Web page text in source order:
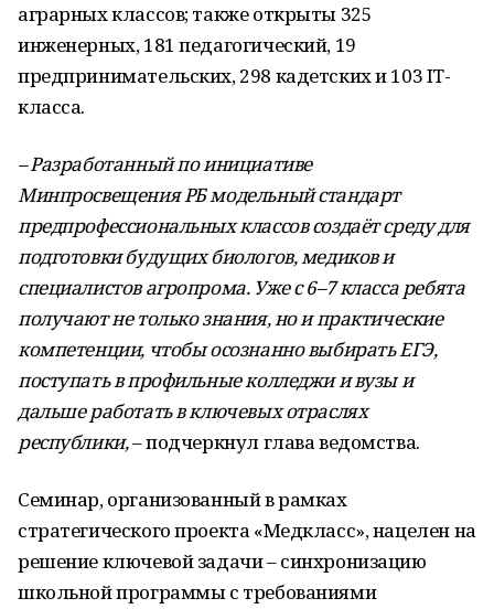
аграрных классов; также открыты 325
инженерных, 181 педагогический, 19
предпринимательских, 298 кадетских и 103 IT-
класса.
– Разработанный по инициативе
Минпросвещения РБ модельный стандарт
предпрофессиональных классов создаёт среду для
подготовки будущих биологов, медиков и
специалистов агропрома. Уже с 6–7 класса ребята
получают не только знания, но и практические
компетенции, чтобы осознанно выбирать ЕГЭ,
поступать в профильные колледжи и вузы и
дальше работать в ключевых отраслях
республики,– подчеркнул глава ведомства.
Семинар, организованный в рамках
стратегического проекта «Медкласс», нацелен на
решение ключевой задачи – синхронизацию
школьной программы с требованиями